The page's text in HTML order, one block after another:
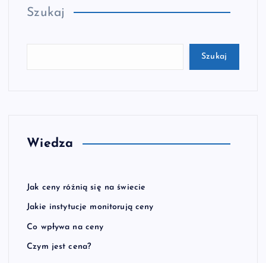
Szukaj
Szukaj
Wiedza
Jak ceny różnią się na świecie
Jakie instytucje monitorują ceny
Co wpływa na ceny
Czym jest cena?